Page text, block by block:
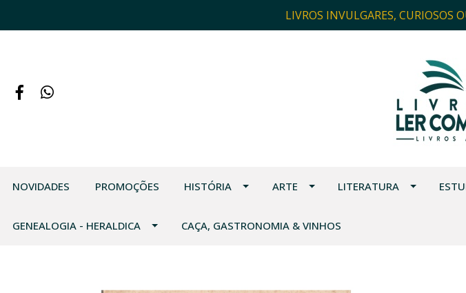
LIVROS INVULGARES, CURIOSOS
NOVIDADES PROMOÇÕES HISTÓRIA ARTE LITERATURA
GENEALOGIA - HERALDICA CAÇA, GASTRONOMIA & VINHOS